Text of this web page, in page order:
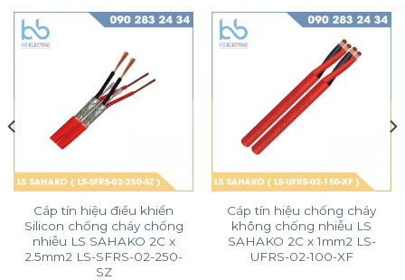
Cáp tín hiệu điều khiển
Silicon chống cháy chống
nhiễu LS SAHAKO 2C x
2.5mm2 LS-SFRS-02-250-
SZ
Cáp tín hiệu chống cháy
không chống nhiễu LS
SAHAKO 2C x 1mm2 LS-
UFRS-02-100-XF